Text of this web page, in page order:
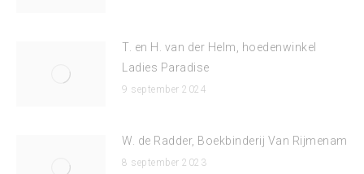
T. en H. van der Helm, hoedenwinkel
Ladies Paradise
9 september 2024
W. de Radder, Boekbinderij Van Rijmenam
8 september 2023